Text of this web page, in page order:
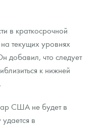
в краткосрочной
текущих уровнях
добавил, что следует
к нижней
США не будет в
в